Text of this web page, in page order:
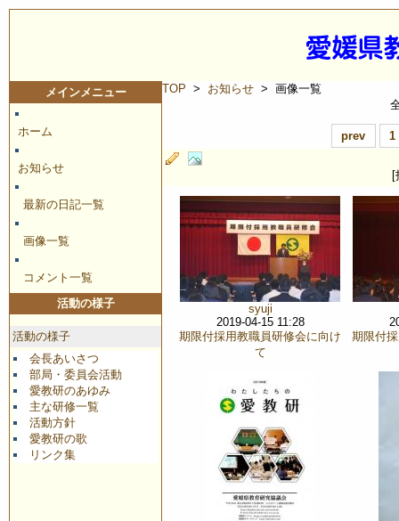
メインメニュー
ホーム
お知らせ
最新の日記一覧
画像一覧
コメント一覧
活動の様子
活動の様子
会長あいさつ
部局・委員会活動
愛教研のあゆみ
主な研修一覧
活動方針
愛教研の歌
リンク集
TOP > お知らせ > 画像一覧
prev 1
[
syuji
2019-04-15 11:28
期限付採用教職員研修会に向け
て
期限付